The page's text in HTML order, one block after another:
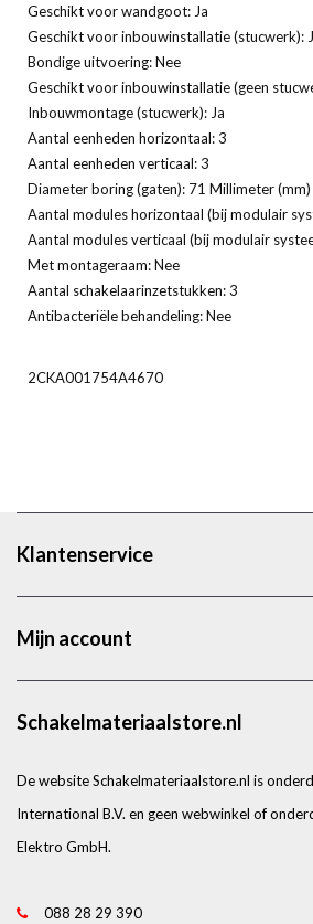
Geschikt voor wandgoot: Ja
Geschikt voor inbouwinstallatie (stucwerk):
Bondige uitvoering: Nee
Geschikt voor inbouwinstallatie (geen
Inbouwmontage (stucwerk): Ja
Aantal eenheden horizontaal: 3
Aantal eenheden verticaal: 3
Diameter boring (gaten): 71 Millimeter (mm)
Aantal modules horizontaal (bij modulair
Aantal modules verticaal (bij modulair
Met montageraam: Nee
Aantal schakelaarinzetstukken: 3
Antibacteriële behandeling: Nee
2CKA001754A4670
Klantenservice
Mijn account
Schakelmateriaalstore.nl
De website Schakelmateriaalstore.nl is
International B.V. en geen webwinkel of
Elektro GmbH.
088 28 29 390